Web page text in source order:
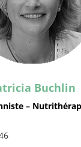
Buchlin
–